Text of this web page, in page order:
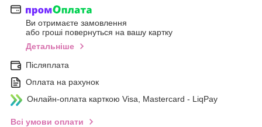
Ви отримаєте замовлення
або гроші повернуться на вашу картку
Детальніше
Післяплата
Оплата на рахунок
Онлайн-оплата карткою Visa, Mastercard - LiqPay
Всі умови оплати